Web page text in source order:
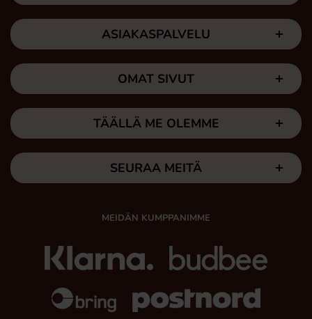
ASIAKASPALVELU
OMAT SIVUT
TÄÄLLÄ ME OLEMME
SEURAA MEITÄ
MEIDÄN KUMPPANIMME